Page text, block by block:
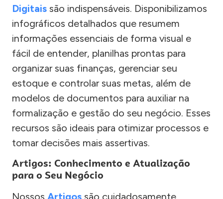
Digitais são indispensáveis. Disponibilizamos
infográficos detalhados que resumem
informações essenciais de forma visual e
fácil de entender, planilhas prontas para
organizar suas finanças, gerenciar seu
estoque e controlar suas metas, além de
modelos de documentos para auxiliar na
formalização e gestão do seu negócio. Esses
recursos são ideais para otimizar processos e
tomar decisões mais assertivas.
Artigos: Conhecimento e Atualização
para o Seu Negócio